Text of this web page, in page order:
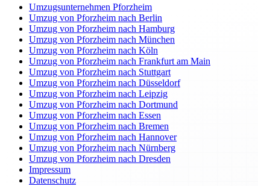
Umzugsunternehmen Pforzheim
Umzug von Pforzheim nach Berlin
Umzug von Pforzheim nach Hamburg
Umzug von Pforzheim nach München
Umzug von Pforzheim nach Köln
Umzug von Pforzheim nach Frankfurt am Main
Umzug von Pforzheim nach Stuttgart
Umzug von Pforzheim nach Düsseldorf
Umzug von Pforzheim nach Leipzig
Umzug von Pforzheim nach Dortmund
Umzug von Pforzheim nach Essen
Umzug von Pforzheim nach Bremen
Umzug von Pforzheim nach Hannover
Umzug von Pforzheim nach Nürnberg
Umzug von Pforzheim nach Dresden
Impressum
Datenschutz